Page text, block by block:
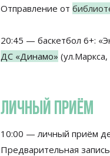
Отправление от
20:45 — баскетбол 6+:
ДС «Динамо» (ул.Маркса,
ЛИЧНЫЙ ПРИЁМ
10:00 — личный приём
Предварительная